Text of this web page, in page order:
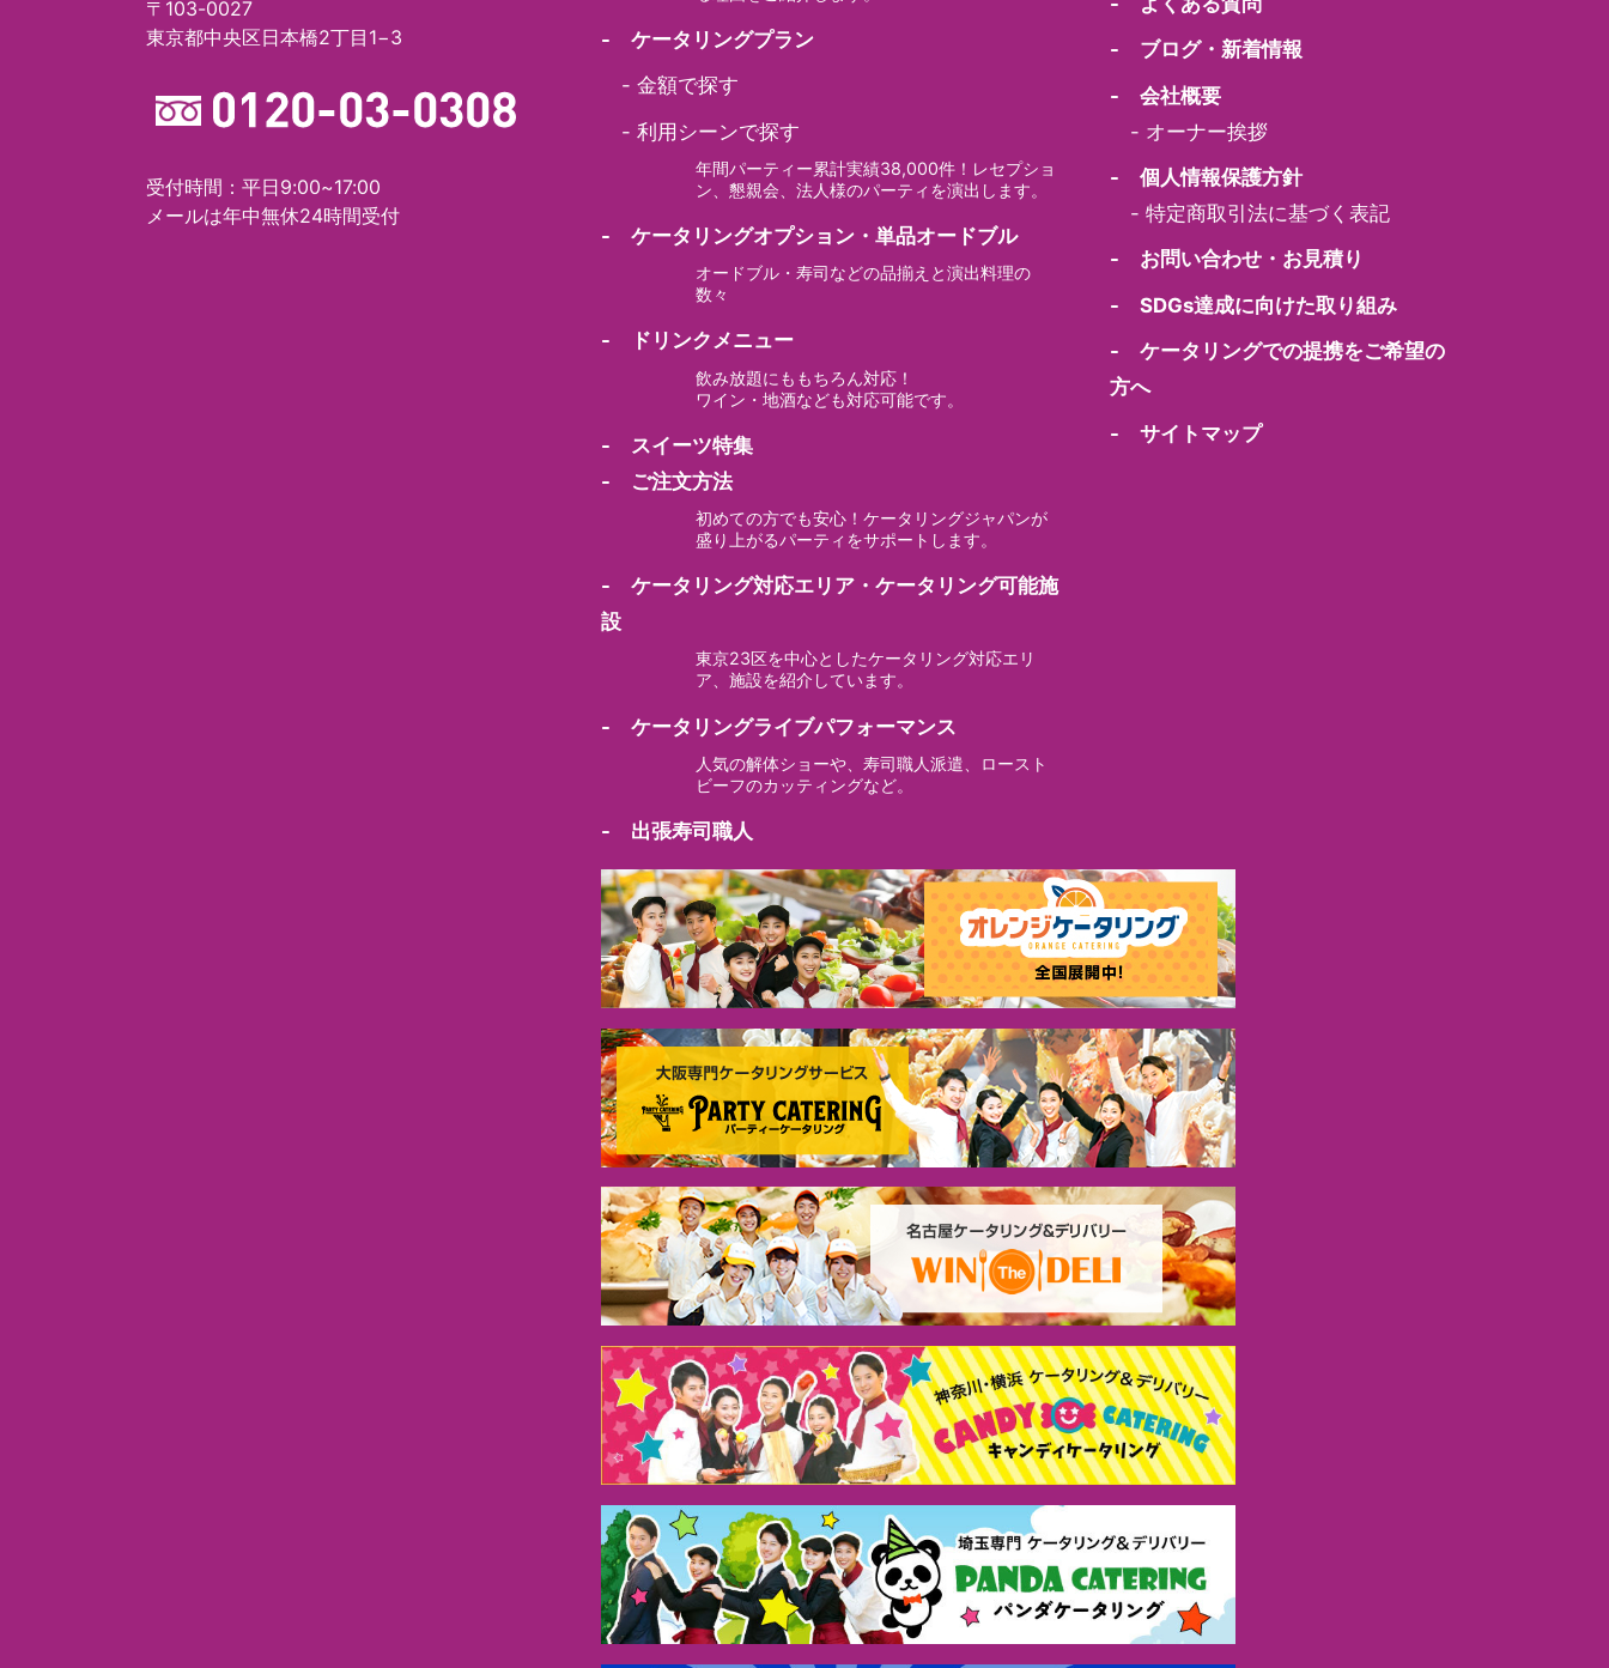
〒103-0027
東京都中央区日本橋2丁目1−3
受付時間：平日9:00~17:00
メールは年中無休24時間受付
- ケータリングプラン
- 金額で探す
- 利用シーンで探す
年間パーティー累計実績38,000件！レセプショ
ン、懇親会、法人様のパーティを演出します。
- ケータリングオプション・単品オードブル
オードブル・寿司などの品揃えと演出料理の
数々
- ドリンクメニュー
飲み放題にももちろん対応！
ワイン・地酒なども対応可能です。
- スイーツ特集
- ご注文方法
初めての方でも安心！ケータリングジャパンが
盛り上がるパーティをサポートします。
- ケータリング対応エリア・ケータリング可能施
設
東京23区を中心としたケータリング対応エリ
ア、施設を紹介しています。
- ケータリングライブパフォーマンス
人気の解体ショーや、寿司職人派遣、ロースト
ビーフのカッティングなど。
- 出張寿司職人
- ブログ・新着情報
- 会社概要
- オーナー挨拶
- 個人情報保護方針
- 特定商取引法に基づく表記
- お問い合わせ・お見積り
- SDGs達成に向けた取り組み
- ケータリングでの提携をご希望の
方へ
- サイトマップ